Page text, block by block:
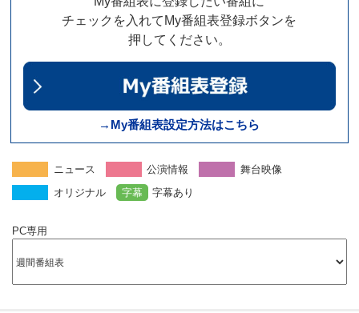
チェックを入れてMy番組表登録ボタンを
押してください。
→My番組表設定方法はこちら
ニュース 公演情報
舞台映像
オリジナル
字幕 字幕あり
PC専用